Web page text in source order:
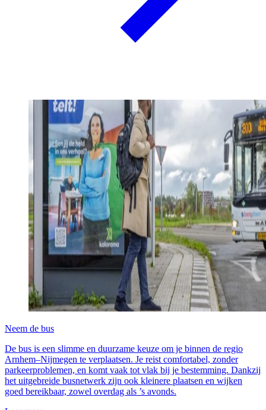
Neem de bus
De bus is een slimme en duurzame keuze om je binnen de regio
Arnhem–Nijmegen te verplaatsen. Je reist comfortabel, zonder
parkeerproblemen, en komt vaak tot vlak bij je bestemming. Dankzij
het uitgebreide busnetwerk zijn ook kleinere plaatsen en wijken
goed bereikbaar, zowel overdag als ’s avonds.